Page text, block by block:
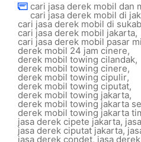
cari jasa derek mobil dan
cari jasa derek mobil di
cari jasa derek mobil di
cari jasa derek mobil jakarta,
cari jasa derek mobil pasar
derek mobil 24 jam cinere,
derek mobil towing cilandak,
derek mobil towing cinere,
derek mobil towing cipulir,
derek mobil towing ciputat,
derek mobil towing jakarta,
derek mobil towing jakarta
derek mobil towing jakarta
jasa derek cipete jakarta,
jasa derek ciputat jakarta,
jasa derek condet, jasa